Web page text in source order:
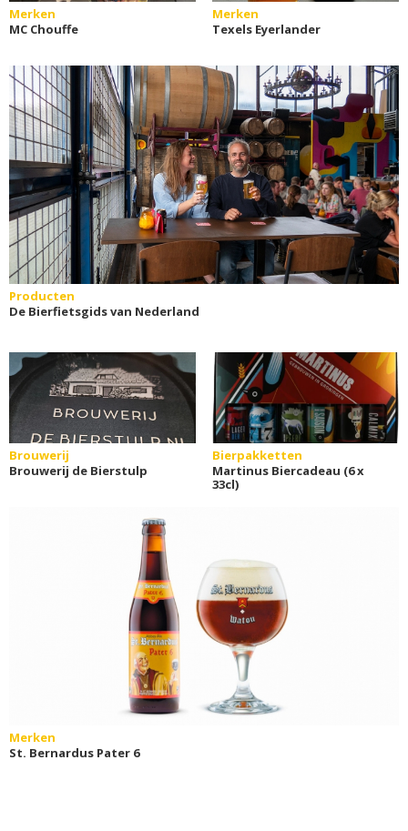
Merken
MC Chouffe
Merken
Texels Eyerlander
Producten
De Bierfietsgids van Nederland
Brouwerij
Brouwerij de Bierstulp
Bierpakketten
Martinus Biercadeau (6 x
33cl)
Merken
St. Bernardus Pater 6